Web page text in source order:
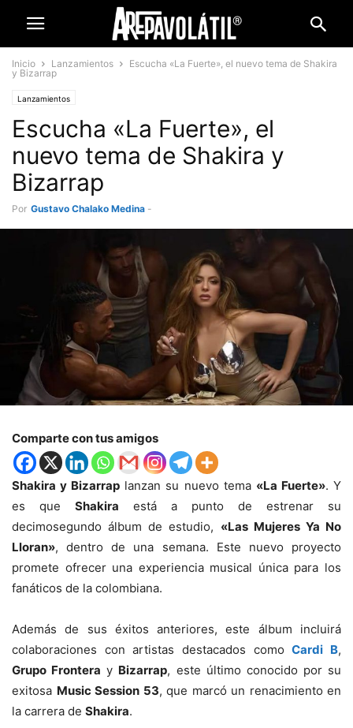
Inicio Lanzamientos
Escucha «La Fuerte», el nuevo tema de Shakira
y Bizarrap
Lanzamientos
Escucha «La Fuerte», el
nuevo tema de Shakira y
Bizarrap
Por Gustavo Chalako Medina -
Comparte con tus amigos
Shakira y Bizarrap lanzan su nuevo tema «La Fuerte». Y
es que Shakira está a punto de estrenar su
decimosegundo álbum de estudio, «Las Mujeres Ya No
Lloran», dentro de una semana. Este nuevo proyecto
promete ofrecer una experiencia musical única para los
fanáticos de la colombiana.
Además de sus éxitos anteriores, este álbum incluirá
colaboraciones con artistas destacados comoCardi B,
Grupo Frontera y Bizarrap, este último conocido por su
exitosa Music Session 53, que marcó un renacimiento en
la carrera de Shakira.